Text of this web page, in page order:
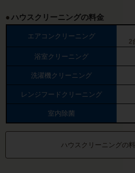
ハウスクリーニングの料金
エアコンクリーニング
2
浴室クリーニング
洗濯機クリーニング
レンジフードクリーニング
室内除菌
ハウスクリーニングの